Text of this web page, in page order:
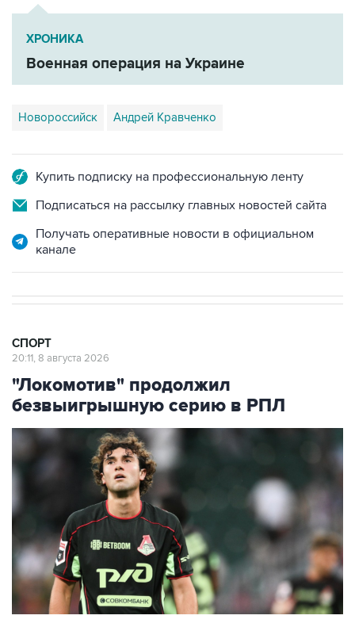
ХРОНИКА
Военная операция на Украине
Новороссийск Андрей Кравченко
Купить подписку на профессиональную ленту
Подписаться на рассылку главных новостей сайта
Получать оперативные новости в официальном
канале
СПОРТ
20:11, 8 августа 2026
"Локомотив" продолжил
безвыигрышную серию в РПЛ